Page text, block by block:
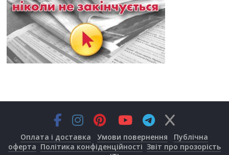
Оплата і доставка Умови повернення
Публічна
оферта Політика конфіденційності Звіт про прозорість